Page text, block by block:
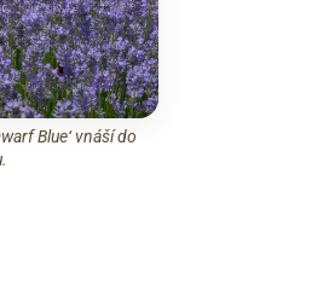
Blue‘ vnáší do